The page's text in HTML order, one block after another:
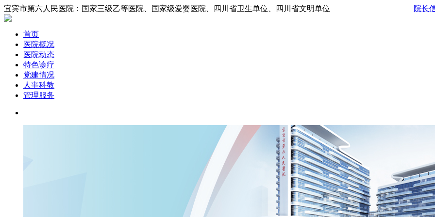
宜宾市第六人民医院：国家三级乙等医院、国家级爱婴医院、四川省卫生单位、四川省文明单位 院长
首页
医院概况
医院动态
特色诊疗
党建情况
人事科教
管理服务